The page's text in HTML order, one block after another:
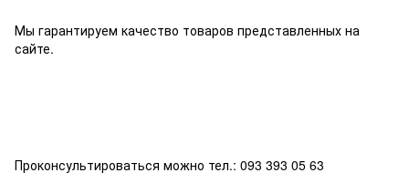
Мы гарантируем качество товаров представленных на
сайте.
Проконсультироваться можно тел.: 093 393 05 63